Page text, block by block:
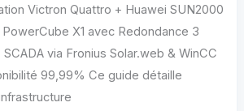
Victron Quattro + Huawei SUN2000
X1 avec Redondance 3
via Fronius Solar.web & WinCC
99,99% Ce guide détaille